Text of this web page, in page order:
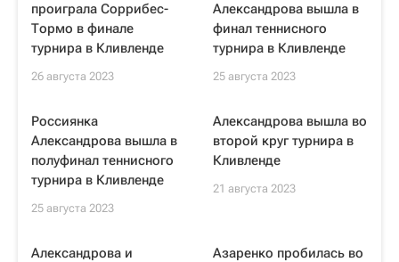
проиграла Соррибес-
Тормо в финале
турнира в Кливленде
26 августа 2023
Александрова вышла в
финал теннисного
турнира в Кливленде
25 августа 2023
Россиянка
Александрова вышла в
полуфинал теннисного
турнира в Кливленде
25 августа 2023
Александрова вышла во
второй круг турнира в
Кливленде
21 августа 2023
Александрова и
Азаренко пробилась во